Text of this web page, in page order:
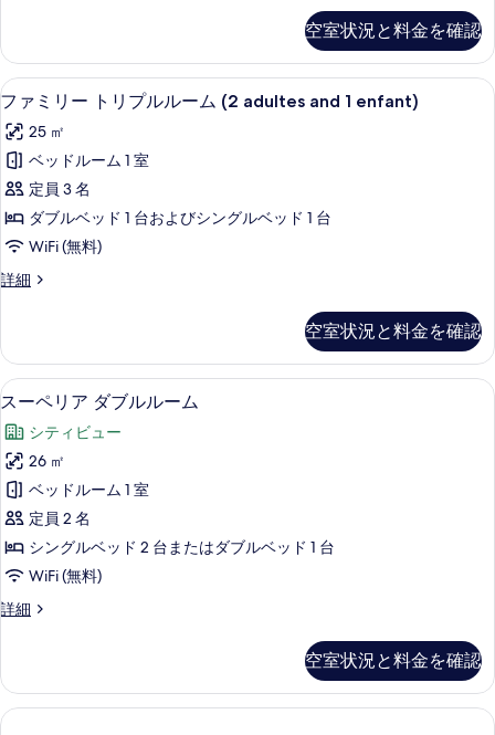
表
示
す
る
真
を
表
示
す
る
の
詳
細
空室状況と料金を確認
フ
ァ
ミ
リ
ー
ト
プ
ル
ー
ム
(2
adultes
and
enfant)
の
す
べ
の
写
5
ファミリー トリプルルーム (2 adultes and 1 enfant)
25 ㎡
ベッドルーム 1 室
定員 3 名
ダブルベッド 1 台およびシングルベッド 1 台
WiFi (無料)
詳細
フ
ー
ト
リ
ル
ル
ー
ム
(2
adultes
and
enfant)
の
空室状況と料金を確認
ス
ー
ペ
リ
ア
ダ
ブ
ル
ム
の
スーペリア ダブルルーム | セーフテ
6
スーペリア ダブルルーム
シティビュー
26 ㎡
ベッドルーム 1 室
定員 2 名
シングルベッド 2 台またはダブルベッド 1 台
WiFi (無料)
詳細
ス
ア
ダ
ブ
空室状況と料金を確認